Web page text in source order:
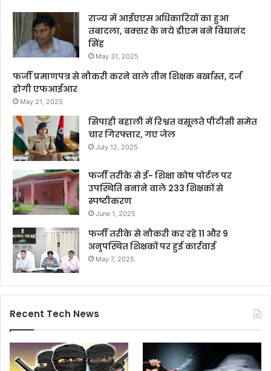
राज्य में आईएएस अधिकारियों का हुआ
तबादला, बक्सर के नये डीएम बने विद्यानंद
सिंह
May 31, 2025
फर्जी प्रमाणपत्र से नौकरी करने वाले तीन शिक्षक बर्खास्त, दर्ज
होगी एफआईआर
May 21, 2025
सिपाही बहाली में रिश्वत वसूलते पीटीसी समेत
चार गिरफ्तार, गए जेल
July 12, 2025
फर्जी तरीके से ई- शिक्षा कोष पोर्टल पर
उपस्थिति बनाने वाले 233 शिक्षकों से
स्पष्टीकरण
June 1, 2025
फर्जी तरीके से नौकरी कर रहे 11 और 9
अनुपस्थित शिक्षकों पर हुई कार्रवाई
May 7, 2025
Recent Tech News